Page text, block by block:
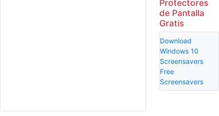
Protectores
de Pantalla
Gratis
Download
Windows 10
Screensavers
Free
Screensavers